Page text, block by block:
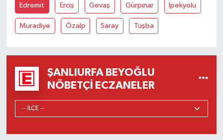
Edremit Erciş Gevaş Gürpınar İpekyolu
Muradiye Özalp Saray Tuşba
ŞANLIURFA BEYOĞLU
NÖBETÇI ECZANELER